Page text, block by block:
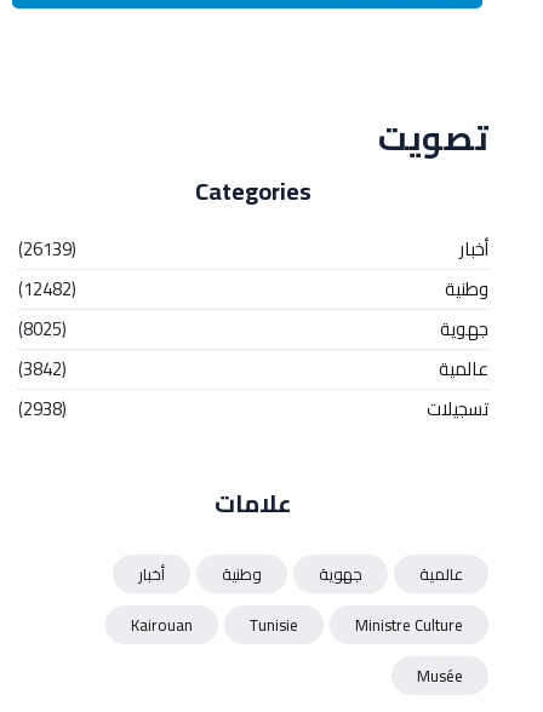
تصويت
Categories
أخبار
(26139)
وطنية
(12482)
جهوية
(8025)
عالمية
(3842)
تسجيلات
(2938)
علامات
عالمية جهوية وطنية
أخبار
Ministre Culture
Tunisie
Kairouan
Musée